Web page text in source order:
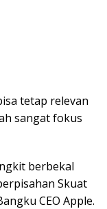
tetap relevan
sangat fokus
berbekal
Skuat
CEO Apple.